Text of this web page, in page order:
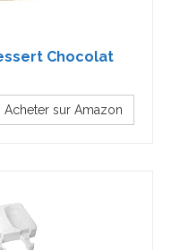
Chocolat
Acheter sur Amazon